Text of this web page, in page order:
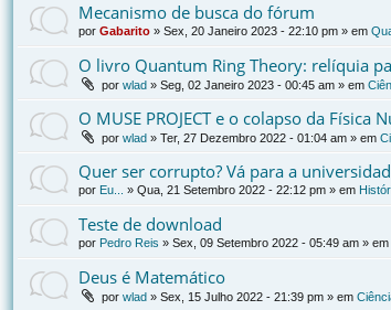
Mecanismo de busca do fórum
por Gabarito » Sex, 20 Janeiro 2023 - 22:10 pm » em
O livro Quantum Ring Theory: relíquia
por wlad » Seg, 02 Janeiro 2023 - 00:45 am » em
O MUSE PROJECT e o colapso da
por wlad » Ter, 27 Dezembro 2022 - 01:04 am » em
Quer ser corrupto? Vá para a
por Eu... » Qua, 21 Setembro 2022 - 22:12 pm » em
Teste de download
por Pedro Reis » Sex, 09 Setembro 2022 - 05:49 am » em
Deus é Matemático
por wlad » Sex, 15 Julho 2022 - 21:39 pm » em